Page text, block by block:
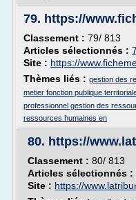
79. https://
Classement : 79/ 813
Articles sélectionnés : 7
Site : https://
Thèmes liés : gestion des
metier fonction publique
professionnel gestion des
ressources humaines en
80. https://
Classement : 80/ 813
Articles sélectionnés :
Site : https://